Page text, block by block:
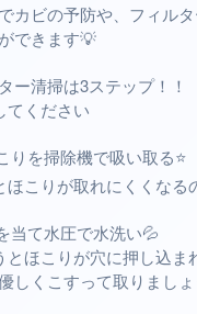
カビの予防や、フィル
できます💡
ー清掃は3ステップ！！
てください
りを掃除機で吸い取る⭐️
こりが取れにくくなる
当て水圧で水洗い💦
ほこりが穴に押し込ま
しくこすって取りまし